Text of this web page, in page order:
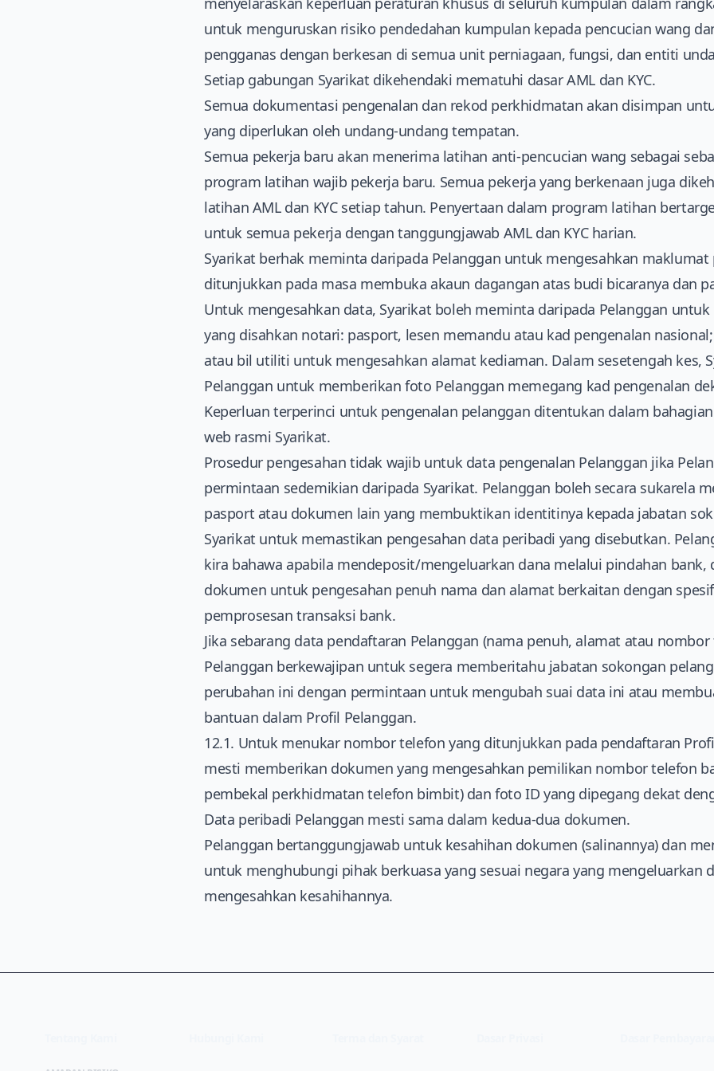
untuk menguruskan risiko pendedahan kumpulan kepada pencucian wang
pengganas dengan berkesan di semua unit perniagaan, fungsi, dan entiti
Setiap gabungan Syarikat dikehendaki mematuhi dasar AML dan KYC.
Semua dokumentasi pengenalan dan rekod perkhidmatan akan disimpan
yang diperlukan oleh undang-undang tempatan.
Semua pekerja baru akan menerima latihan anti-pencucian wang sebagai
program latihan wajib pekerja baru. Semua pekerja yang berkenaan juga
latihan AML dan KYC setiap tahun. Penyertaan dalam program latihan
untuk semua pekerja dengan tanggungjawab AML dan KYC harian.
Syarikat berhak meminta daripada Pelanggan untuk mengesahkan
ditunjukkan pada masa membuka akaun dagangan atas budi bicaranya dan
Untuk mengesahkan data, Syarikat boleh meminta daripada Pelanggan
yang disahkan notari: pasport, lesen memandu atau kad pengenalan
atau bil utiliti untuk mengesahkan alamat kediaman. Dalam sesetengah kes,
Pelanggan untuk memberikan foto Pelanggan memegang kad pengenalan
Keperluan terperinci untuk pengenalan pelanggan ditentukan dalam
web rasmi Syarikat.
Prosedur pengesahan tidak wajib untuk data pengenalan Pelanggan jika
permintaan sedemikian daripada Syarikat. Pelanggan boleh secara sukarela
pasport atau dokumen lain yang membuktikan identitinya kepada jabatan
Syarikat untuk memastikan pengesahan data peribadi yang disebutkan.
kira bahawa apabila mendeposit/mengeluarkan dana melalui pindahan
dokumen untuk pengesahan penuh nama dan alamat berkaitan dengan
pemprosesan transaksi bank.
Jika sebarang data pendaftaran Pelanggan (nama penuh, alamat atau
Pelanggan berkewajipan untuk segera memberitahu jabatan sokongan
perubahan ini dengan permintaan untuk mengubah suai data ini atau
bantuan dalam Profil Pelanggan.
12.1. Untuk menukar nombor telefon yang ditunjukkan pada pendaftaran
mesti memberikan dokumen yang mengesahkan pemilikan nombor telefon
pembekal perkhidmatan telefon bimbit) dan foto ID yang dipegang dekat
Data peribadi Pelanggan mesti sama dalam kedua-dua dokumen.
Pelanggan bertanggungjawab untuk kesahihan dokumen (salinannya) dan
untuk menghubungi pihak berkuasa yang sesuai negara yang mengeluarkan
mengesahkan kesahihannya.